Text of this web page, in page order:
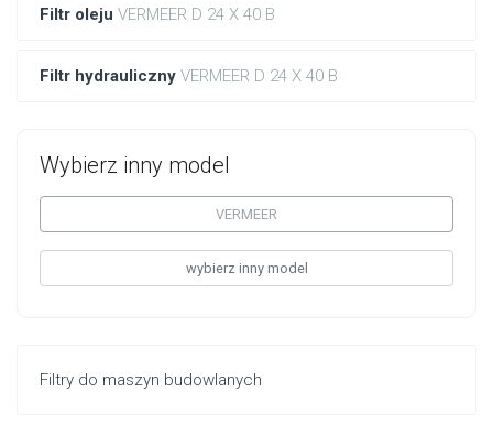
Filtr oleju VERMEER D 24 X 40 B
Filtr hydrauliczny VERMEER D 24 X 40 B
Wybierz inny model
VERMEER
wybierz inny model
Filtry do maszyn budowlanych